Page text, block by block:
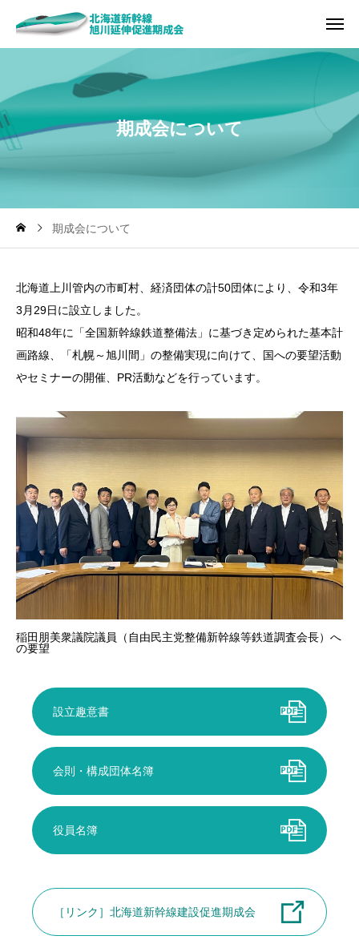
期 成会について
期成会について
北海道上川管内の市町村、経済団体の計50団体により、令和3年
3月29日に設立しました。
昭和48年に「全国新幹線鉄道整備法」に基づき定められた基本計
画路線、「札幌～旭川間」の整備実現に向けて、国への要望活動
やセミナーの開催、PR活動などを行っています。
稲田朋美衆議院議員（自由民主党整備新幹線等鉄道調査会長）へ
の要望
設立趣意書
会則・構成団体名簿
役員名簿
［リンク］北海道新幹線建設促進期成会